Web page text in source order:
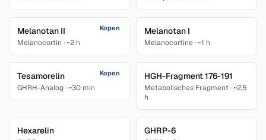
Melanotan II
Melanocortin ·~2 h
Kopen Melanotan I
Melanocortine·~1 h
Tesamorelin
GHRH-Analog·~30 min
Kopen HGH-Fragment 176-191
Metabolisches Fragment·~2,5
h
Hexarelin GHRP-6